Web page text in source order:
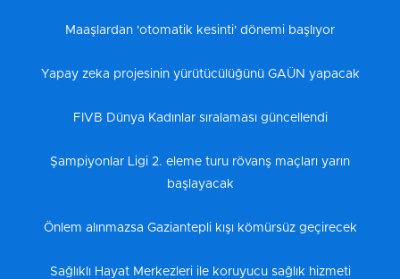
Maaşlardan 'otomatik kesinti' dönemi başlıyor
Yapay zeka projesinin yürütücülüğünü GAÜN yapacak
FIVB Dünya Kadınlar sıralaması güncellendi
Şampiyonlar Ligi 2. eleme turu rövanş maçları yarın
başlayacak
Önlem alınmazsa Gaziantepli kışı kömürsüz geçirecek
Sağlıklı Hayat Merkezleri ile koruyucu sağlık hizmeti